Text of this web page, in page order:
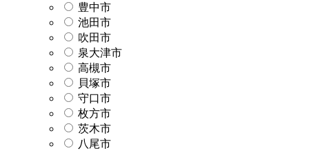
豊中市
池田市
吹田市
泉大津市
高槻市
貝塚市
守口市
枚方市
茨木市
八尾市